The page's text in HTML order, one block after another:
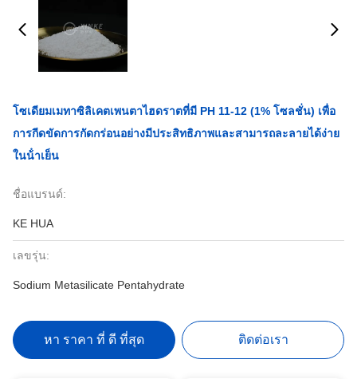
โซเดียมเมทาซิลิเคตเพนตาไฮดราตที่มี PH 11-12 (1% โซลชั่น) เพื่อ
การกีดขัดการกัดกร่อนอย่างมีประสิทธิภาพและสามารถละลายได้ง่าย
ในน้ําเย็น
ชื่อแบรนด์:
KE HUA
เลขรุ่น:
Sodium Metasilicate Pentahydrate
หา ราคา ที่ ดี ที่สุด ติดต่อเรา